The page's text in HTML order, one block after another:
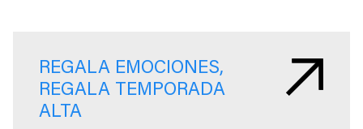
REGALA EMOCIONES,
REGALA TEMPORADA
ALTA